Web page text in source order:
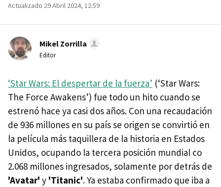
Actualizado 29 Abril 2024, 12:59
Mikel Zorrilla
Editor
‘Star Wars: El despertar de la fuerza’ (‘Star Wars:
The Force Awakens’) fue todo un hito cuando se
estrenó hace ya casi dos años. Con una recaudación
de 936 millones en su país se origen se convirtió en
la película más taquillera de la historia en Estados
Unidos, ocupando la tercera posición mundial co
2.068 millones ingresados, solamente por detrás de
'Avatar' y 'Titanic'. Ya estaba confirmado que iba a